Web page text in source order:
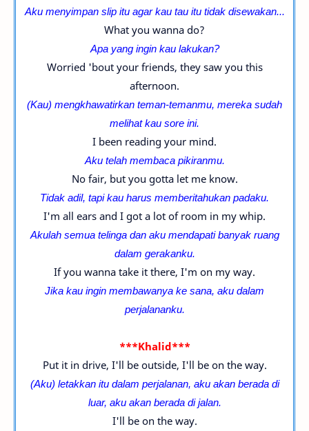
Aku menyimpan slip itu agar kau tau itu tidak disewakan...
What you wanna do?
Apa yang ingin kau lakukan?
Worried 'bout your friends, they saw you this
afternoon.
(Kau) mengkhawatirkan teman-temanmu, mereka sudah
melihat kau sore ini.
I been reading your mind.
Aku telah membaca pikiranmu.
No fair, but you gotta let me know.
Tidak adil, tapi kau harus memberitahukan padaku.
I'm all ears and I got a lot of room in my whip.
Akulah semua telinga dan aku mendapati banyak ruang
dalam gerakanku.
If you wanna take it there, I'm on my way.
Jika kau ingin membawanya ke sana, aku dalam
perjalananku.
***Khalid***
Put it in drive, I'll be outside, I'll be on the way.
(Aku) letakkan itu dalam perjalanan, aku akan berada di
luar, aku akan berada di jalan.
I'll be on the way.